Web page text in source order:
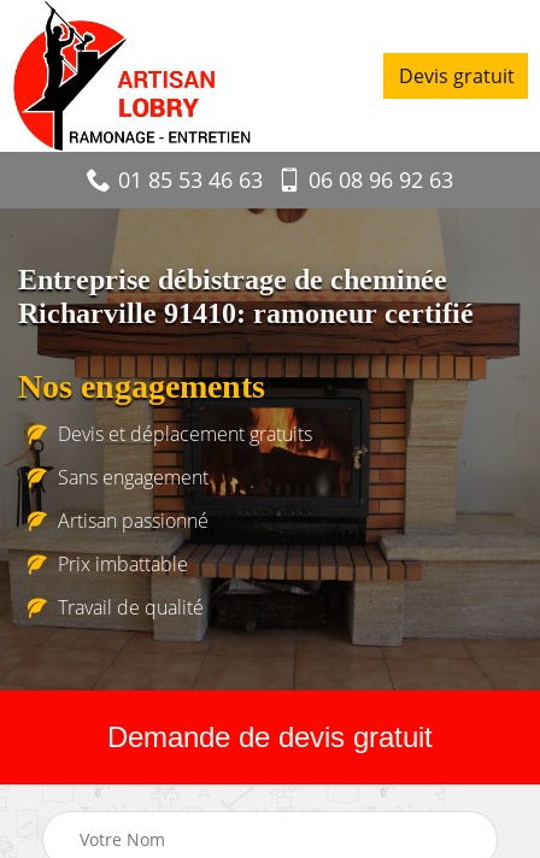
Devis gratuit
01 85 53 46 63 06 08 96 92 63
Entreprise débistrage de cheminée
Richarville 91410: ramoneur certifié
Nos engagements
Devis et déplacement gratuits
Sans engagement
Artisan passionné
Prix imbattable
Travail de qualité
Demande de devis gratuit